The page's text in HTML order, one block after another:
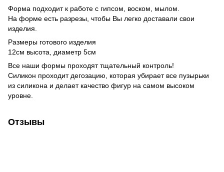
Форма подходит к работе с гипсом, воском, мылом.
На форме есть разрезы, чтобы Вы легко доставали свои
изделия.
Размеры готового изделия
12см высота, диаметр 5см
Все наши формы проходят тщательный контроль!
Силикон проходит дегозацию, которая убирает все пузырьки
из силикона и делает качество фигур на самом высоком
уровне.
Отзывы